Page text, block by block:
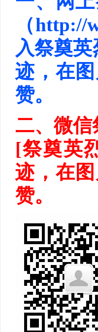
（
入祭奠
迹，在
赞。
二、微信
[祭奠英
迹，在
赞。